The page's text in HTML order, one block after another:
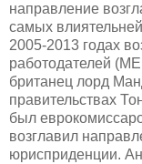
направление
самых
2005-2013 годах
работодателей (
британец лорд
правительствах
был
возглавил
юрисприденции.